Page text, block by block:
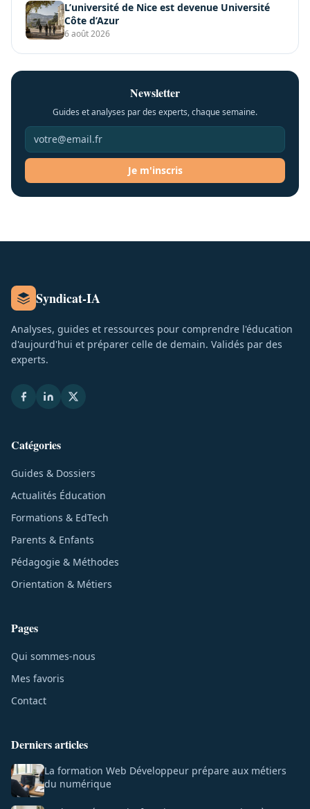
L’université de Nice est devenue Université
Côte d’Azur
6 août 2026
Newsletter
Guides et analyses par des experts, chaque semaine.
Je m'inscris
Syndicat-IA
Analyses, guides et ressources pour comprendre l'éducation
d'aujourd'hui et préparer celle de demain. Validés par des
experts.
Catégories
Guides & Dossiers
Actualités Éducation
Formations & EdTech
Parents & Enfants
Pédagogie & Méthodes
Orientation & Métiers
Pages
Qui sommes-nous
Mes favoris
Contact
Derniers articles
La formation Web Développeur prépare aux métiers
du numérique